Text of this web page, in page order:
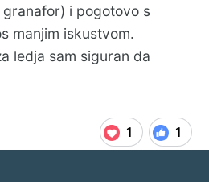
i pogotovo s
manjim iskustvom.
ledja sam siguran da
1 1